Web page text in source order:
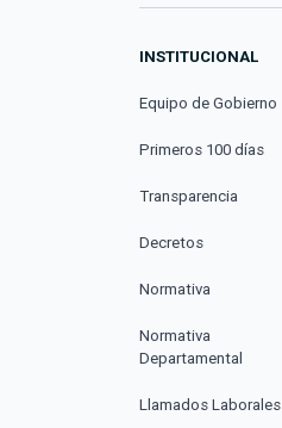
INSTITUCIONAL
Equipo de Gobierno
Primeros 100 días
Transparencia
Decretos
Normativa
Normativa
Departamental
Llamados Laborales